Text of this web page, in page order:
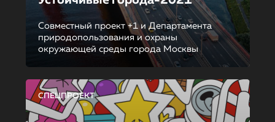
Совместный проект +1 и Департамента
природопользования и охраны
окружающей среды города Москвы
СПЕЦПРОЕКТ